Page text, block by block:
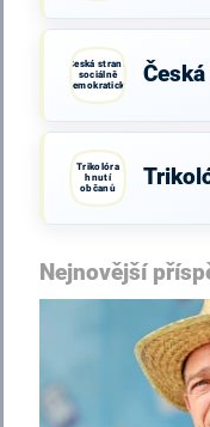
Česká strana
sociálně
demokratická
Trikolóra
hnutí
občanů
Nejnovější